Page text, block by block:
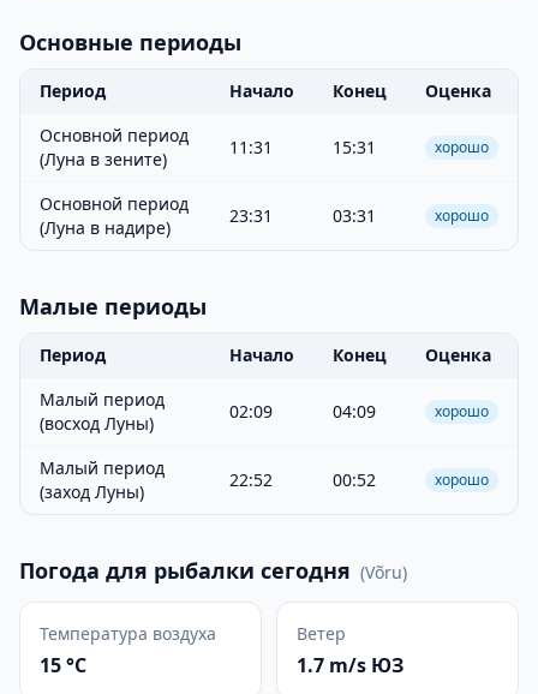
Основные периоды
Период Начало Конец
Оценка
Основной период
(Луна в зените)
11:31 15:31 хорошо
Основной период
(Луна в надире)
23:31 03:31 хорошо
Малые периоды
Период Начало Конец
Оценка
Малый период
(восход Луны)
02:09 04:09 хорошо
Малый период
(заход Луны)
22:52 00:52 хорошо
Погода для рыбалки сегодня (Võru)
Температура воздуха
15 °C
Ветер
1.7 m/s ЮЗ